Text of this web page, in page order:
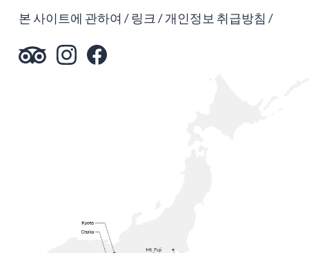
본 사이트에 관하여 링크 개인정보 취급방침